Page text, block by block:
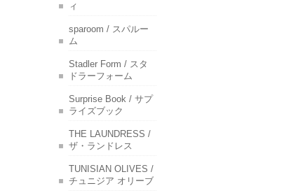
ィ
sparoom / スパルー
ム
Stadler Form / スタ
ドラーフォーム
Surprise Book / サプ
ライズブック
THE LAUNDRESS /
ザ・ランドレス
TUNISIAN OLIVES /
チュニジア オリーブ